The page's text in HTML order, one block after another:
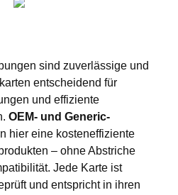
sind zuverlässige und
entscheidend für
und effiziente
OEM- und Generic-
hier eine kosteneffiziente
– ohne Abstriche
Jede Karte ist
und entspricht in ihren